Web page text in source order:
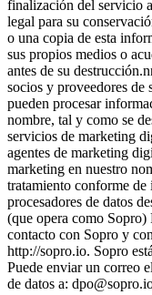
finalización del servicio
legal para su
o una copia de esta
sus propios medios o
antes de su
socios y proveedores de
pueden procesar
nombre, tal y como se
servicios de marketing
agentes de marketing
marketing en nuestro
tratamiento conforme
procesadores de datos
(que opera como
contacto con Sopro y
http://sopro.io. Sopro
Puede enviar un correo
de datos a: